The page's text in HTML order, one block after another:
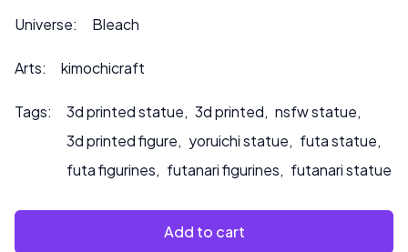
Veuillez nous contacter à ***
souhaitez que nous peignions le produit.
Universe: Bleach
Arts: kimochicraft
Tags: 3d printed statue, 3d printed, nsfw statue,
3d printed figure, yoruichi statue, futa statue,
futa figurines, futanari figurines, futanari statue
Add to cart